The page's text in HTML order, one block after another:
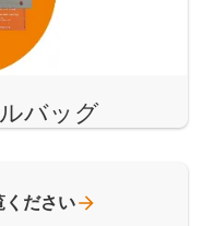
バッグ
ください